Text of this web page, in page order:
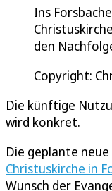
Ins
den
Copyright:
Die künftige
wird konkret.
Die geplante
Christuskirche in
Wunsch der